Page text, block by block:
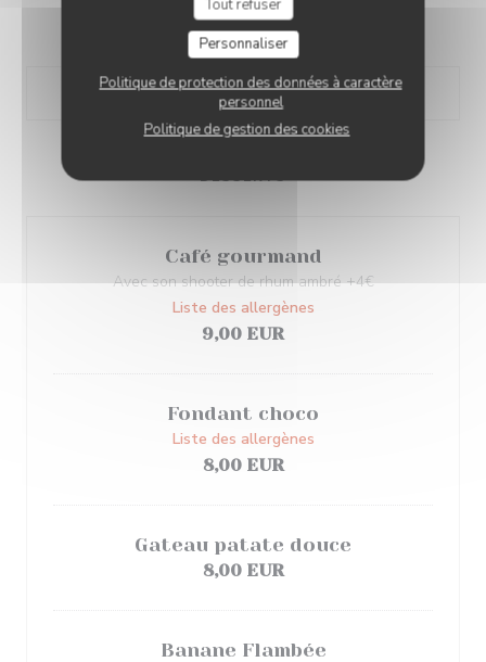
Tout refuser
Personnaliser
Politique de protection des données à caractère
personnel
Politique de gestion des cookies
SALADES
DESSERTS
Café gourmand
Avec son shooter de rhum ambré +4€
Liste des allergènes
9,00 EUR
Fondant choco
Liste des allergènes
8,00 EUR
Gateau patate douce
8,00 EUR
Banane Flambée